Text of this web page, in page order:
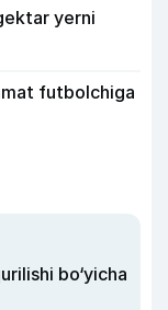
yerni
futbolchiga
bo‘yicha